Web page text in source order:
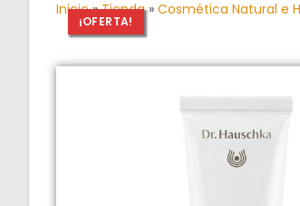
Inicio»Tienda» Cosmética Natural e
¡OFERTA!